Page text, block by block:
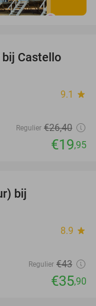
24%
Castello
9.1 star
Regulier €26,40
€19,95
bij
8.9 star
Regulier €43
€35,90